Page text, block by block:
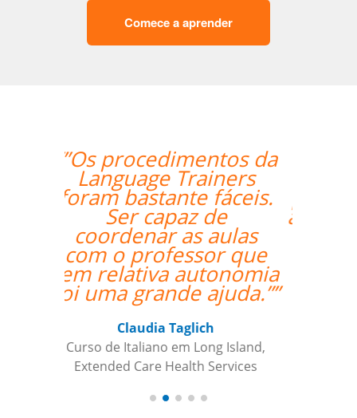
Comece a aprender
“”As aulas foram
maravilhosas. O
professor foi ótimo e
atencioso e altamente
recomendado.””
Sameer Gafoor
Curso de Alemão em Chicago